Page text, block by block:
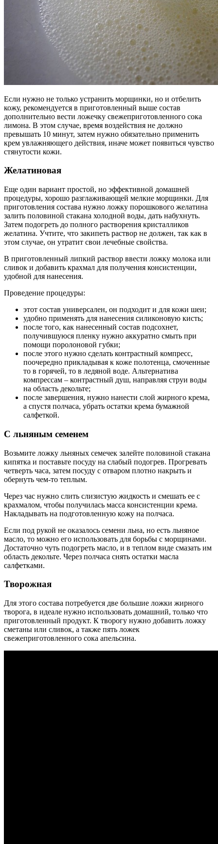
Если нужно не только устранить морщинки, но и отбелить
кожу, рекомендуется в приготовленный выше состав
дополнительно вести ложечку свежеприготовленного сока
лимона. В этом случае, время воздействия не должно
превышать 10 минут, затем нужно обязательно применить
крем увлажняющего действия, иначе может появиться чувство
стянутости кожи.
Желатиновая
Еще один вариант простой, но эффективной домашней
процедуры, хорошо разглаживающей мелкие морщинки. Для
приготовления состава нужно ложку порошкового желатина
залить половиной стакана холодной воды, дать набухнуть.
Затем подогреть до полного растворения кристалликов
желатина. Учтите, что закипеть раствор не должен, так как в
этом случае, он утратит свои лечебные свойства.
В приготовленный липкий раствор ввести ложку молока или
сливок и добавить крахмал для получения консистенции,
удобной для нанесения.
Проведение процедуры:
этот состав универсален, он подходит и для кожи шеи;
удобно применять для нанесения силиконовую кисть;
после того, как нанесенный состав подсохнет,
получившуюся пленку нужно аккуратно смыть при
помощи поролоновой губки;
после этого нужно сделать контрастный компресс,
поочередно прикладывая к коже полотенца, смоченные
то в горячей, то в ледяной воде. Альтернатива
компрессам – контрастный душ, направляя струи воды
на область декольте;
после завершения, нужно нанести слой жирного крема,
а спустя полчаса, убрать остатки крема бумажной
салфеткой.
С льняным семенем
Возьмите ложку льняных семечек залейте половиной стакана
кипятка и поставьте посуду на слабый подогрев. Прогревать
четверть часа, затем посуду с отваром плотно накрыть и
обернуть чем-то теплым.
Через час нужно слить слизистую жидкость и смешать ее с
крахмалом, чтобы получилась масса консистенции крема.
Накладывать на подготовленную кожу на полчаса.
Если под рукой не оказалось семени льна, но есть льняное
масло, то можно его использовать для борьбы с морщинами.
Достаточно чуть подогреть масло, и в теплом виде смазать им
область декольте. Через полчаса снять остатки масла
салфетками.
Творожная
Для этого состава потребуется две большие ложки жирного
творога, в идеале нужно использовать домашний, только что
приготовленный продукт. К творогу нужно добавить ложку
сметаны или сливок, а также пять ложек
свежеприготовленного сока апельсина.